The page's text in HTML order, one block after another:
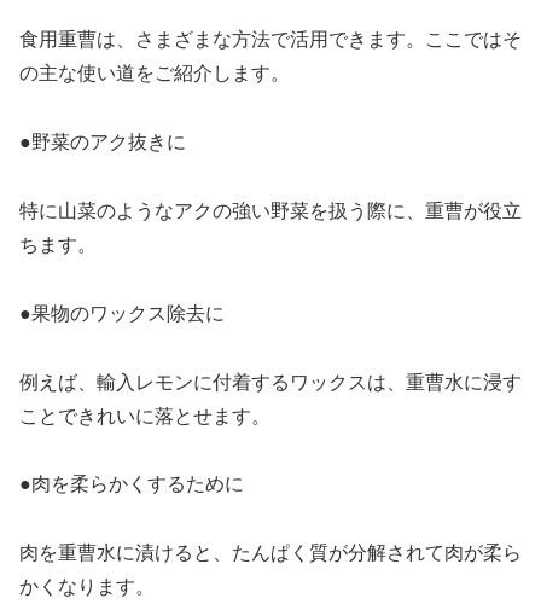
食用重曹は、さまざまな方法で活用できます。ここではそ
の主な使い道をご紹介します。
●野菜のアク抜きに
特に山菜のようなアクの強い野菜を扱う際に、重曹が役立
ちます。
●果物のワックス除去に
例えば、輸入レモンに付着するワックスは、重曹水に浸す
ことできれいに落とせます。
●肉を柔らかくするために
肉を重曹水に漬けると、たんぱく質が分解されて肉が柔ら
かくなります。